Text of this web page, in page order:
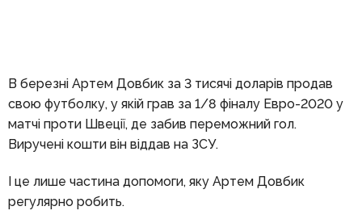
В березні Артем Довбик за 3 тисячі доларів продав
свою футболку, у якій грав за 1/8 фіналу Евро-2020 у
матчі проти Швеції, де забив переможний гол.
Виручені кошти він віддав на ЗСУ.
І це лише частина допомоги, яку Артем Довбик
регулярно робить.